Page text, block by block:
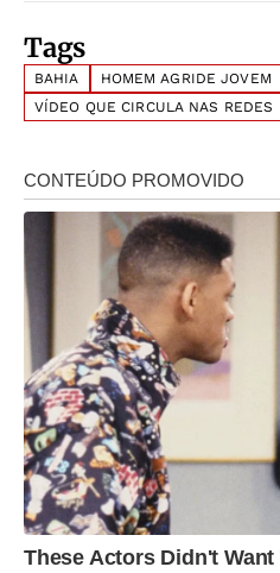
Tags
BAHIA HOMEM AGRIDE JOVEM
VÍDEO QUE CIRCULA NAS REDES